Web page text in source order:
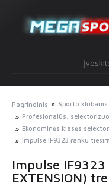
Pagrindinis Sporto klubams
Profesionalūs,
Ekonominės klasės
Impulse IF9323 ranku
Impulse
EXTENSION)